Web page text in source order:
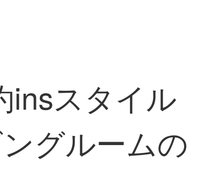
insスタイル
グルームの